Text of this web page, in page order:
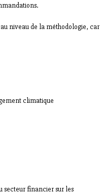
niveau de la méthodologie, car
climatique
secteur financier sur les